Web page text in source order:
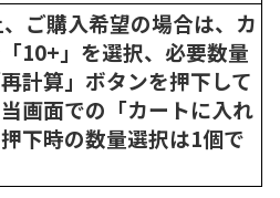
ご購入希望の場合は、カ
10+」を選択、必要数量
計算」ボタンを押下して
画面での「カートに入れ
下時の数量選択は1個で